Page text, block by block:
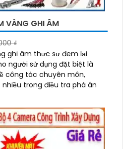
VÀNG GHI ÂM
₫
ghi âm thực sự đem lại
người sử dụng đặt biệt là
trong điều tra phá án